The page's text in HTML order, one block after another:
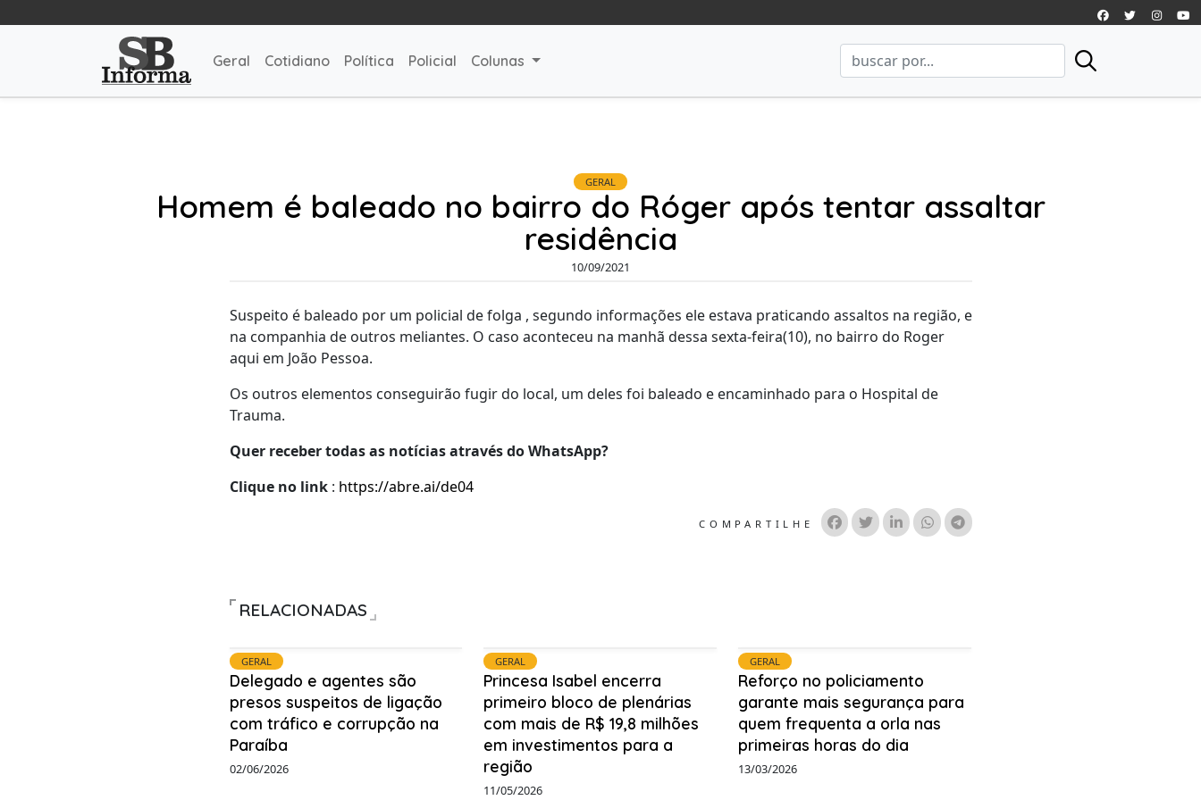
Geral Cotidiano Política Policial Colunas
GERAL
Homem é baleado no bairro do Róger após tentar assaltar
residência
10/09/2021
Suspeito é baleado por um policial de folga , segundo informações ele estava praticando assaltos na região, e
na companhia de outros meliantes. O caso aconteceu na manhã dessa sexta-feira(10), no bairro do Roger
aqui em João Pessoa.
Os outros elementos conseguirão fugir do local, um deles foi baleado e encaminhado para o Hospital de
Trauma.
Quer receber todas as notícias através do WhatsApp?
Clique no link: https://abre.ai/de04
COMPARTILHE
RELACIONADAS
GERAL
Delegado e agentes são
presos suspeitos de ligação
com tráfico e corrupção na
Paraíba
02/06/2026
GERAL
Princesa Isabel encerra
primeiro bloco de plenárias
com mais de R$ 19,8 milhões
em investimentos para a
região
11/05/2026
GERAL
Reforço no policiamento
garante mais segurança para
quem frequenta a orla nas
primeiras horas do dia
13/03/2026